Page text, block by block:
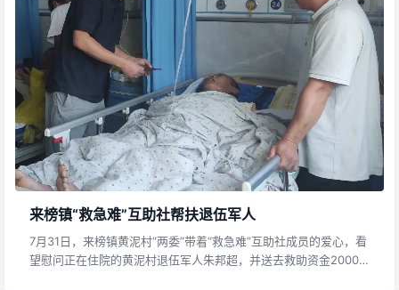
来榜镇“救急难”互助社帮扶退伍军人
7月31日，来榜镇黄泥村“两委”带着“救急难”互助社成员的爱心，看
望慰问正在住院的黄泥村退伍军人朱邦超，并送去救助资金2000